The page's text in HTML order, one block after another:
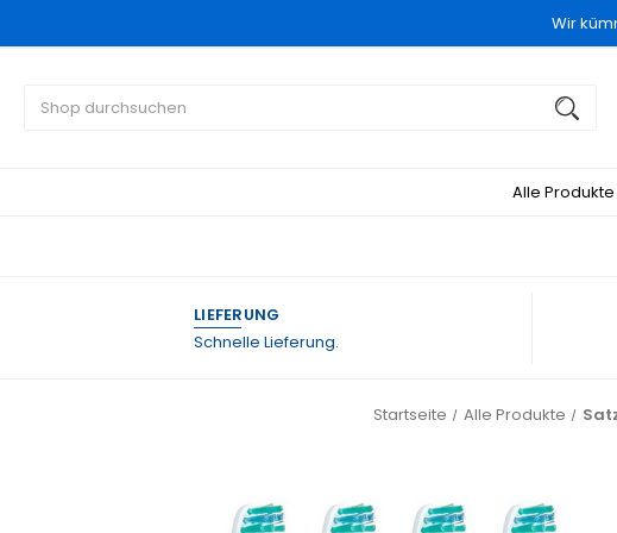
Wir
Alle Produkte
LIEFERUNG
Schnelle Lieferung.
Startseite Alle Produkte